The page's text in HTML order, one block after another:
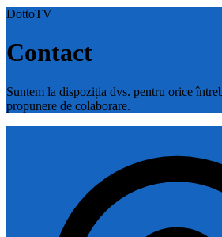
DottoTV
Contact
Suntem la dispoziția dvs. pentru orice
propunere de colaborare.